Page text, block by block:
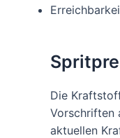
Die
Vorschriften
aktuellen